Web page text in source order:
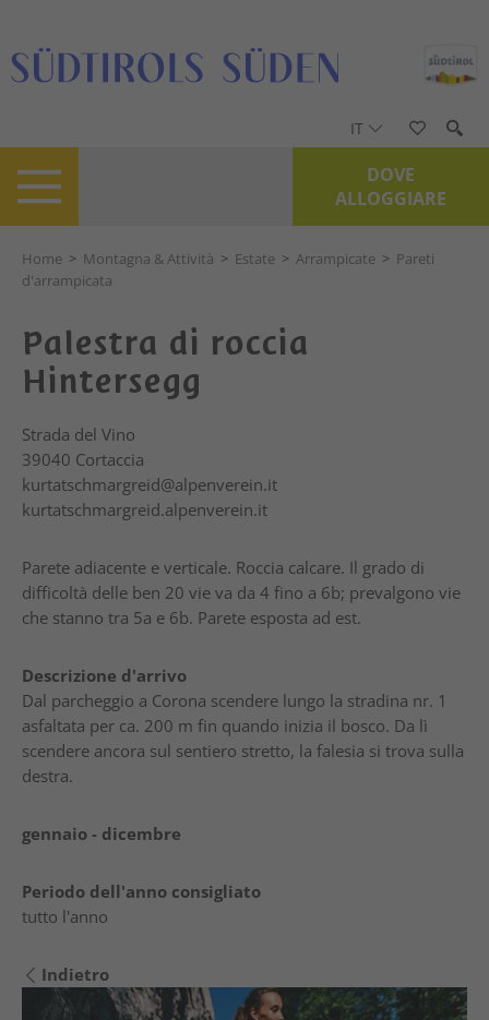
IT
DOVE
ALLOGGIARE
Home > Montagna & Attività > Estate > Arrampicate > Pareti
d'arrampicata
Palestra di roccia
Hintersegg
Strada del Vino
39040 Cortaccia
kurtatschmargreid@alpenverein.it
kurtatschmargreid.alpenverein.it
Parete adiacente e verticale. Roccia calcare. Il grado di
difficoltà delle ben 20 vie va da 4 fino a 6b; prevalgono vie
che stanno tra 5a e 6b. Parete esposta ad est.
Descrizione d'arrivo
Dal parcheggio a Corona scendere lungo la stradina nr. 1
asfaltata per ca. 200 m fin quando inizia il bosco. Da lì
scendere ancora sul sentiero stretto, la falesia si trova sulla
destra.
gennaio - dicembre
Periodo dell'anno consigliato
tutto l'anno
Indietro